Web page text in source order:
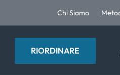
Chi Siamo
RIORDINARE